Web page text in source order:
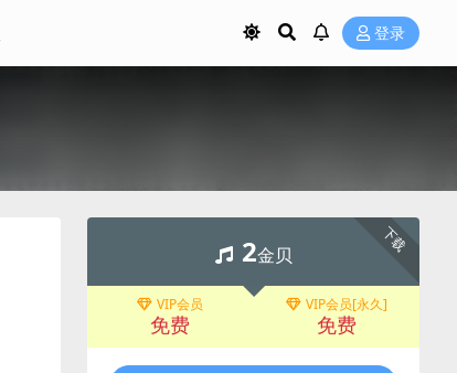
登录
下载
2金贝
VIP会员
免费
VIP会员[永久]
免费